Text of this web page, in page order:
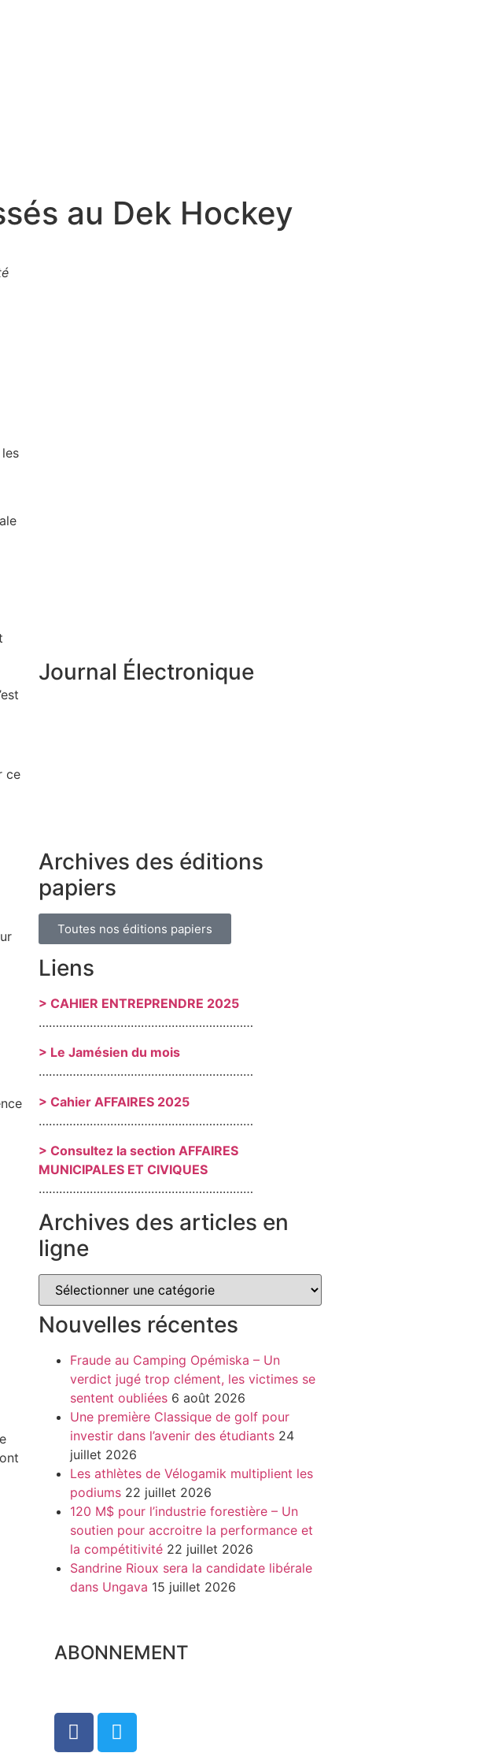
au Dek Hockey
ce
Journal Électronique
Archives des éditions
papiers
Toutes nos éditions papiers
Liens
> CAHIER ENTREPRENDRE 2025
………………………………………………………
> Le Jamésien du mois
………………………………………………………
> Cahier AFFAIRES 2025
………………………………………………………
> Consultez la section AFFAIRES
MUNICIPALES ET CIVIQUES
………………………………………………………
Archives des articles en
ligne
Nouvelles récentes
Fraude au Camping Opémiska – Un
verdict jugé trop clément, les victimes se
sentent oubliées 6 août 2026
Une première Classique de golf pour
investir dans l’avenir des étudiants 24
juillet 2026
Les athlètes de Vélogamik multiplient les
podiums 22 juillet 2026
120 M$ pour l’industrie forestière – Un
soutien pour accroitre la performance et
la compétitivité 22 juillet 2026
Sandrine Rioux sera la candidate libérale
dans Ungava 15 juillet 2026
ABONNEMENT